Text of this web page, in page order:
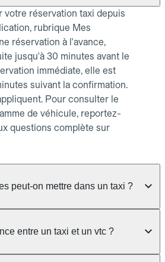
votre réservation taxi depuis
rubrique Mes
réservation à l'avance,
jusqu'à 30 minutes avant le
immédiate, elle est
suivant la confirmation.
Pour consulter le
de véhicule, reportez-
questions complète sur
peut-on mettre dans un taxi ?
général jusqu'à 3 bagages
le dans le champ "Message
entre un taxi et un vtc ?